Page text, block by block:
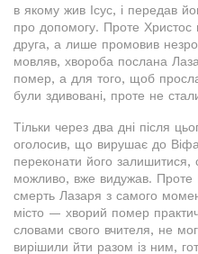
в якому жив Ісус, і передав
про допомогу. Проте Христос
друга, а лише промовив
мовляв, хвороба послана
помер, а для того, щоб
були здивовані, проте не
Тільки через два дні після
оголосив, що вирушає до
переконати його
можливо, вже видужав. Проте
смерть Лазаря з самого
місто — хворий помер
словами свого вчителя, не
вирішили йти разом із ним,